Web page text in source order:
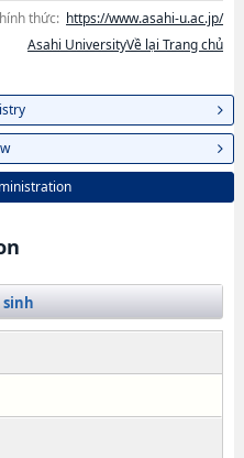
thức: https://www.asahi-u.ac.jp/
Asahi UniversityVề lại Trang chủ